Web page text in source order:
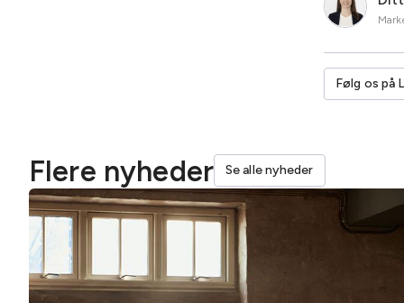
Følg os på
Flere nyheder Se alle nyheder